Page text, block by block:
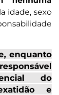
idade, sexo
enquanto
do
e